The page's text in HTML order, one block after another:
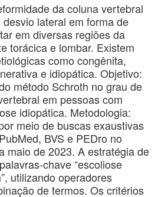
da coluna vertebral
lateral em forma de
em diversas regiões da
torácica e lombar. Existem
como congênita,
e idiopática. Objetivo:
método Schroth no grau de
em pessoas com
idiopática. Metodologia:
meio de buscas exaustivas
BVS e PEDro no
maio de 2023. A estratégia de
chave “escoliose
utilizando operadores
de termos. Os critérios